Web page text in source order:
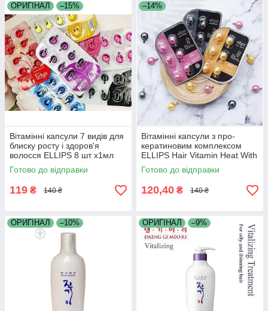
ОРИГІНАЛ –15%
Вітамінні капсули 7 видів для
блиску росту і здоров'я
волосся ELLIPS 8 шт x1мл
Готово до відправки
119 ₴ 140 ₴
–14%
Вітамінні капсули з про-
кератиновим комплексом
ELLIPS Hair Vitamin Heat With
Pro-Keratin Complex 3 види
для здоров'я волосся 6 мл
Готово до відправки
120,40 ₴ 140 ₴
ОРИГІНАЛ –10% ОРИГІНАЛ –9%